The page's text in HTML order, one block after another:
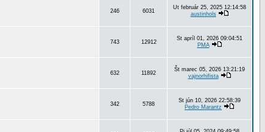
246 6031
Ut február 25, 2025 12:14:58
austinhols
743 12912
St apríl 01, 2026 09:04:51
PMA
632 11892
Št marec 05, 2026 13:21:19
vajnorhifista
342 5788
St jún 10, 2026 22:58:39
Pedro Marantz